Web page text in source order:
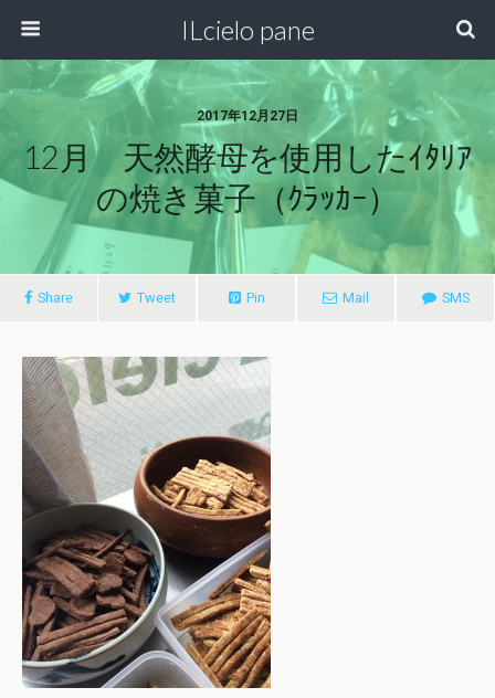
ILcielo pane
2017年12月27日
12月 天然酵母を使用したｲﾀﾘｱ
の焼き菓子（ｸﾗｯｶｰ）
Share Tweet Pin Mail SMS